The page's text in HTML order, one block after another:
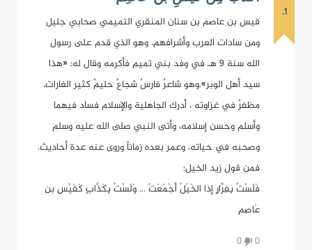
1.
قيس بن عاصم بن سنان المنقري التميمي صحابي جليل
ومن سادات العرب وأشرافهم، وهو الذي قدم على رسول
الله سنة 9 هـ في وفد بني تميم فأكرمه وقال له: «هذا
سيد أهل الوبر».وهو شاعرٌ فارسٌ شجاعٌ حليمٌ كثير الغارات،
مظفرٌ في غزاوته ، أدرك الجاهلية والإسلام فساد فيهما
وأسلم وحسن إسلامه، وأتى النبي صلى الله عليه وسلم
وصحبه في حياته، وعمر بعده زماناً وروى عنه عدة أحاديث.
فمن قول زيد الخيل:
فَلَسْتُ بِفِرَّارٍ إذا الخَيْلُ أجْمَعَتْ ... وَلَسْتُ بِكَذَّابٍ كَقَيْسِ بنِ
عَاصِمِ
0
0